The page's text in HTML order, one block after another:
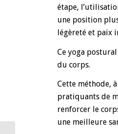
étape,
une position
légèreté et paix
Ce yoga
du corps.
Cette méthode,
pratiquants de
renforcer le
une meilleure